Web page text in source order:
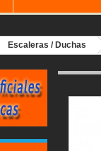
Escaleras / Duchas